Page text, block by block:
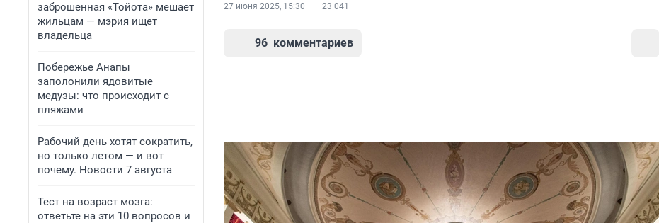
заброшенная «Тойота» мешает
жильцам — мэрия ищет
владельца
Побережье Анапы
заполонили ядовитые
медузы: что происходит с
пляжами
Рабочий день хотят сократить,
но только летом — и вот
почему. Новости 7 августа
Тест на возраст мозга:
ответьте на эти 10 вопросов и
27 июня 2025, 15:30 23 041
96 комментариев